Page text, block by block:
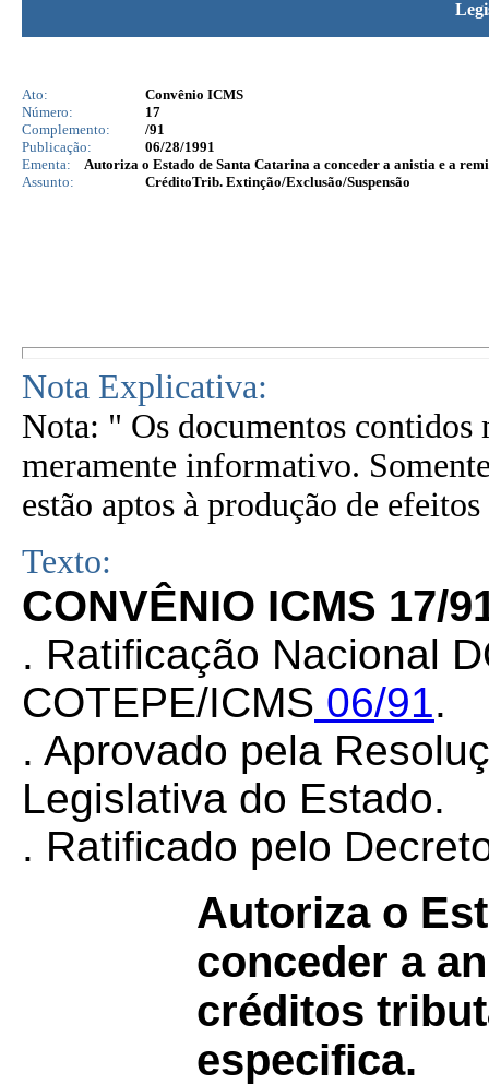
Ato:
Convênio ICMS
Número:
17
Complemento:
/91
Publicação:
06/28/1991
Ementa:
Autoriza o Estado de Santa Catarina a conceder a anistia e a
Assunto:
CréditoTrib. Extinção/Exclusão/Suspensão
Nota Explicativa:
Nota: " Os documentos contidos
meramente informativo.
estão aptos à produção de
Texto:
CONVÊNIO ICMS 17/
. Ratificação Nacional
COTEPE/ICMS 06/91.
. Aprovado pela
Legislativa do Estado.
. Ratificado pelo
Autoriza o
conceder a
créditos
especifica.